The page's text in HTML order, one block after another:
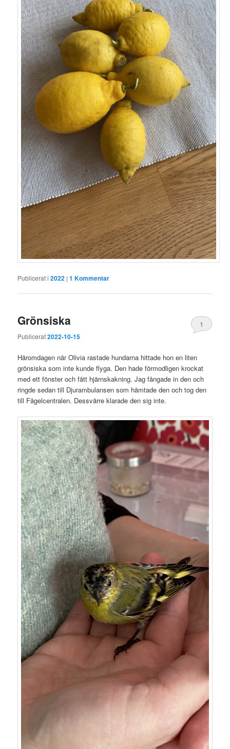
Publicerat i 2022 |1 Kommentar
Grönsiska
Publicerat2022-10-15
1
Häromdagen när Olivia rastade hundarna hittade hon en liten
grönsiska som inte kunde flyga. Den hade förmodligen krockat
med ett fönster och fått hjärnskakning. Jag fångade in den och
ringde sedan till Djurambulansen som hämtade den och tog den
till Fågelcentralen. Dessvärre klarade den sig inte.